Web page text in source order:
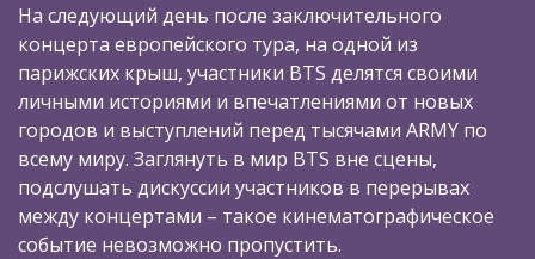
На следующий день после заключительного
концерта европейского тура, на одной из
парижских крыш, участники BTS делятся своими
личными историями и впечатлениями от новых
городов и выступлений перед тысячами ARMY по
всему миру. Заглянуть в мир BTS вне сцены,
подслушать дискуссии участников в перерывах
между концертами – такое кинематографическое
событие невозможно пропустить.